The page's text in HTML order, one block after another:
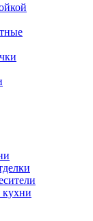
кухни